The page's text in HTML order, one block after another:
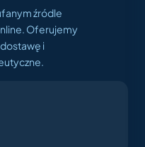
źródle
Oferujemy
i